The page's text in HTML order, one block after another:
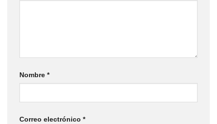
Nombre *
Correo electrónico *